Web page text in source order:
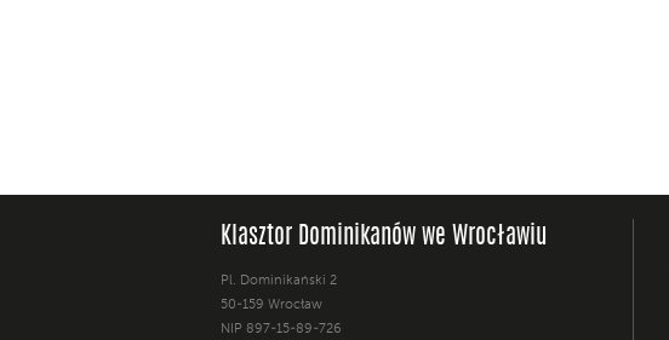
Klasztor Dominikanów we Wrocławiu
Pl. Dominikański 2
50-159 Wrocław
NIP 897-15-89-726